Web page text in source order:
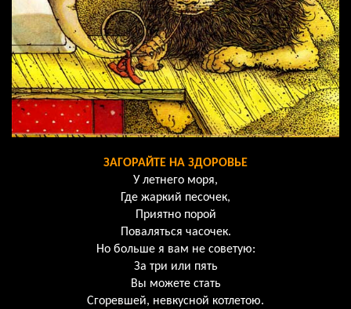
ЗАГОРАЙТЕ НА ЗДОРОВЬЕ
У летнего моря,
Где жаркий песочек,
Приятно порой
Поваляться часочек.
Но больше я вам не советую:
За три или пять
Вы можете стать
Сгоревшей, невкусной котлетою.